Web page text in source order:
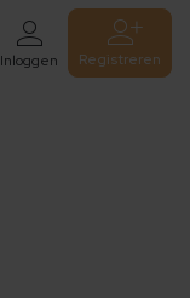
Inloggen Registreren